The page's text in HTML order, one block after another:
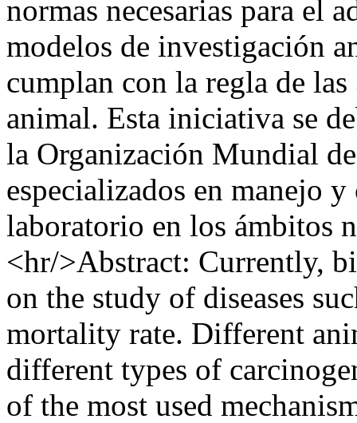
normas necesarias para el
modelos de investigación
cumplan con la regla de
animal. Esta iniciativa se
la Organización Mundial
especializados en manejo
laboratorio en los ámbitos
<hr/>Abstract: Currently,
on the study of diseases
mortality rate. Different
different types of
of the most used